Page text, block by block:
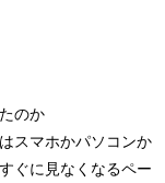
のか
スマホかパソコンか
ぐに見なくなるペー